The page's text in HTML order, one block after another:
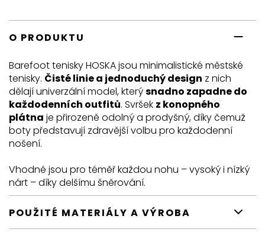
O PRODUKTU
Barefoot tenisky HOSKA jsou minimalistické městské
tenisky. Čisté linie a jednoduchý design z nich
dělají univerzální model, kterýsnadno zapadne do
každodenních outfitů. Svršek z konopného
plátna je přirozeně odolný a prodyšný, díky čemuž
boty představují zdravější volbu pro každodenní
nošení.
Vhodné jsou pro téměř každou nohu – vysoký i nízký
nárt – díky delšímu šněrování.
POUŽITÉ MATERIÁLY A VÝROBA